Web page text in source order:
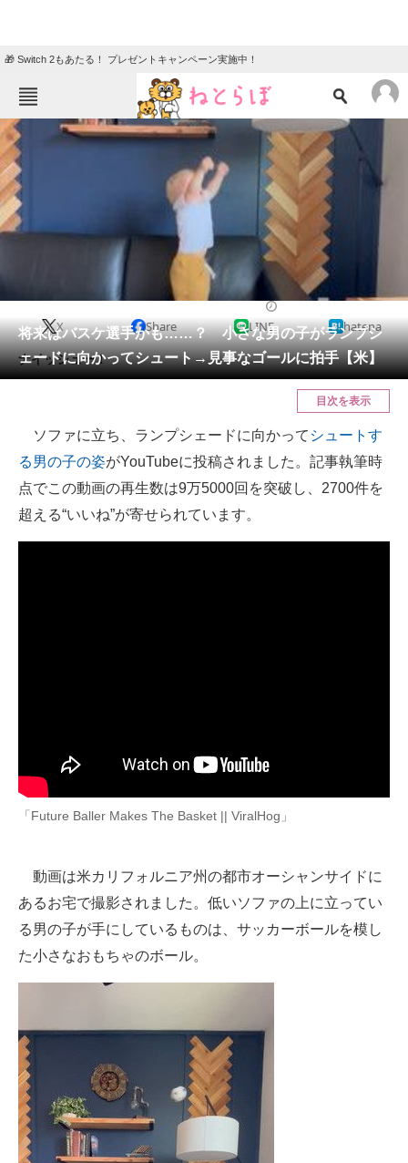
🎁 Switch 2もあたる！ プレゼントキャンペーン実施中！
ねとらぼメニュー
TOP
エンタメ クイズ
グルメ 地域
教育・育児
リサーチ
会員記事
メディア
ITの今と未来を見通す
スマホと通信の最新トレンド
進化するPCとデバイスの未来
マーケ×ITの今がよく分かる
ITエンジニア向け専門サイト
IT製品の技術・比較・事例
モノづくり技術者専門サイト
電子設計の基本と応用
エネルギーの専門メディア
建設×テクノロジーの最前線
ちょっと気になるネットの話題
将来はバスケ選手かも……？ 小さな男の子がランプシ
ェードに向かってシュート→見事なゴールに拍手【米】
X Share LINE hatena
ナイッシュー！
目次を表示
ソファに立ち、ランプシェードに向かって シュートす
る男の子の姿がYouTubeに投稿されました。記事執筆時
点でこの動画の再生数は9万5000回を突破し、2700件を
超える“いいね”が寄せられています。
「Future Baller Makes The Basket || ViralHog」
動画は米カリフォルニア州の都市オーシャンサイドに
あるお宅で撮影されました。低いソファの上に立ってい
る男の子が手にしているものは、サッカーボールを模し
た小さなおもちゃのボール。